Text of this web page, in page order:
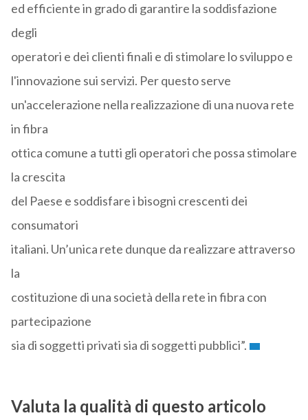
ed efficiente in grado di garantire la soddisfazione
degli
operatori e dei clienti finali e di stimolare lo sviluppo e
l'innovazione sui servizi. Per questo serve
un'accelerazione nella realizzazione di una nuova rete
in fibra
ottica comune a tutti gli operatori che possa stimolare
la crescita
del Paese e soddisfare i bisogni crescenti dei
consumatori
italiani. Un’unica rete dunque da realizzare attraverso
la
costituzione di una società della rete in fibra con
partecipazione
sia di soggetti privati sia di soggetti pubblici”.
Valuta la qualità di questo articolo